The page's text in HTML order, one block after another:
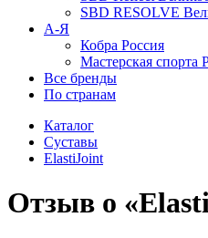
SBD RESOLVE
А-Я
Кобра Россия
Мастерская спорта
Все бренды
По странам
Каталог
Суставы
ElastiJoint
Отзыв о